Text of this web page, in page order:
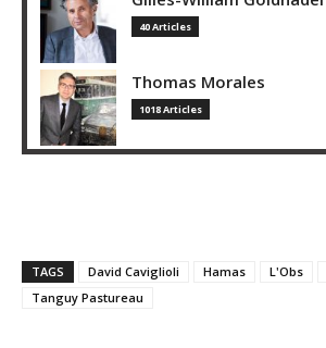
40 Articles
Thomas Morales
1018 Articles
TAGS David Caviglioli Hamas L'Obs
Tanguy Pastureau